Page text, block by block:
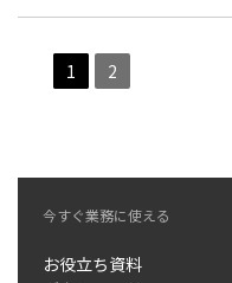
1 2
今すぐ業務に使える
お役立ち資料